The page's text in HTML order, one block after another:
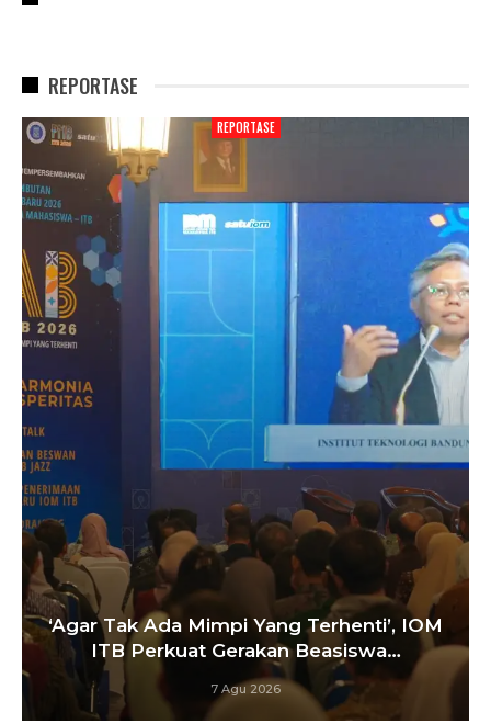
REPORTASE
REPORTASE
‘Agar Tak Ada Mimpi Yang Terhenti’, IOM
ITB Perkuat Gerakan Beasiswa…
7 Agu 2026